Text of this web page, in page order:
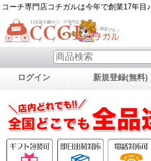
コーチ専門店コチガルは今年で創業17年目♪
ログイン 新規登録(無料)